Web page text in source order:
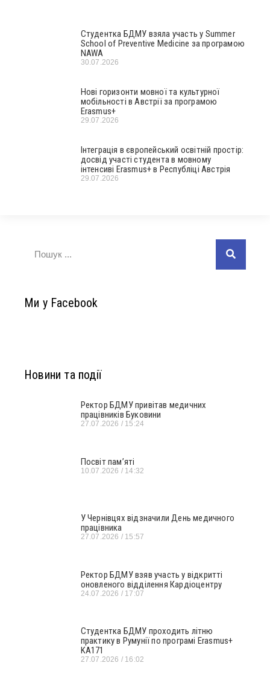
Студентка БДМУ взяла участь у Summer
School of Preventive Medicine за програмою
NAWA
30.07.2026
Нові горизонти мовної та культурної
мобільності в Австрії за програмою
Erasmus+
29.07.2026
Інтеграція в європейський освітній простір:
досвід участі студента в мовному
інтенсиві Erasmus+ в Республіці Австрія
29.07.2026
Ми у Facebook
Новини та події
Ректор БДМУ привітав медичних
працівників Буковини
27.07.2026 15:24
Посвіт пам’яті
10.07.2026 14:32
У Чернівцях відзначили День медичного
працівника
27.07.2026 15:57
Ректор БДМУ взяв участь у відкритті
оновленого відділення Кардіоцентру
24.07.2026 17:07
Студентка БДМУ проходить літню
практику в Румунії по програмі Erasmus+
KA171
27.07.2026 16:02